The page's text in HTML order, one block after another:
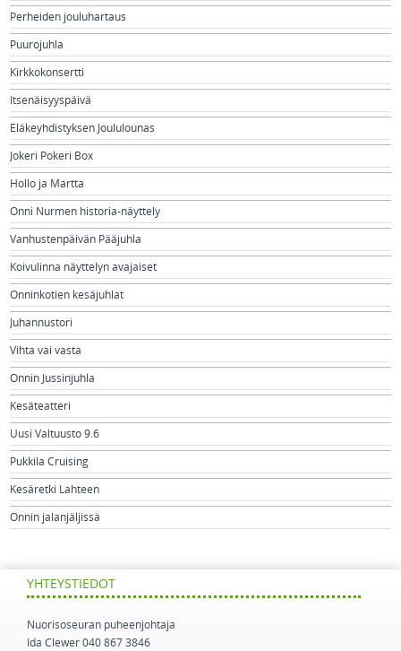
Perheiden jouluhartaus
Puurojuhla
Kirkkokonsertti
Itsenäisyyspäivä
Eläkeyhdistyksen Joululounas
Jokeri Pokeri Box
Hollo ja Martta
Onni Nurmen historia-näyttely
Vanhustenpäivän Pääjuhla
Koivulinna näyttelyn avajaiset
Onninkotien kesäjuhlat
Juhannustori
Vihta vai vasta
Onnin Jussinjuhla
Kesäteatteri
Uusi Valtuusto 9.6
Pukkila Cruising
Kesäretki Lahteen
Onnin jalanjäljissä
YHTEYSTIEDOT
Nuorisoseuran puheenjohtaja
Ida Clewer 040 867 3846